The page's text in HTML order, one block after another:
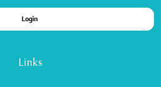
Links
Login